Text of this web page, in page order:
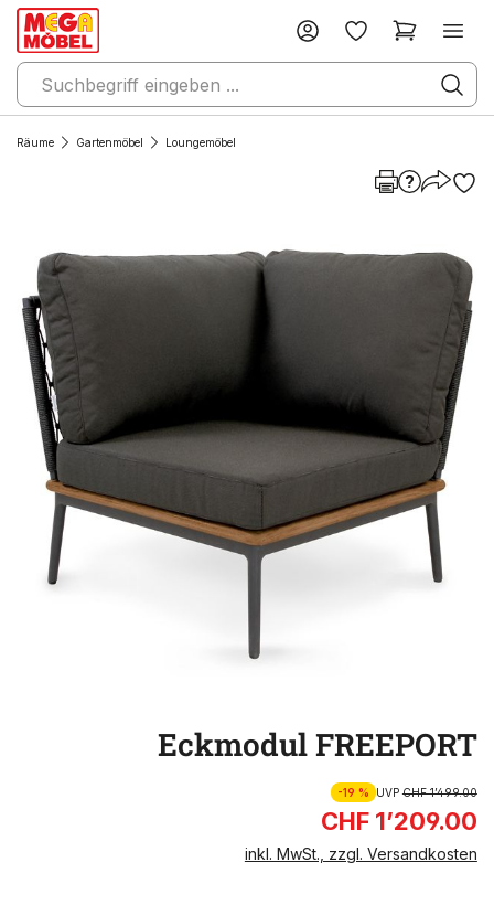
Räume Gartenmöbel Loungemöbel
Eckmodul FREEPORT
-19 % UVPCHF 1’499.00
CHF 1’209.00
inkl. MwSt., zzgl. Versandkosten